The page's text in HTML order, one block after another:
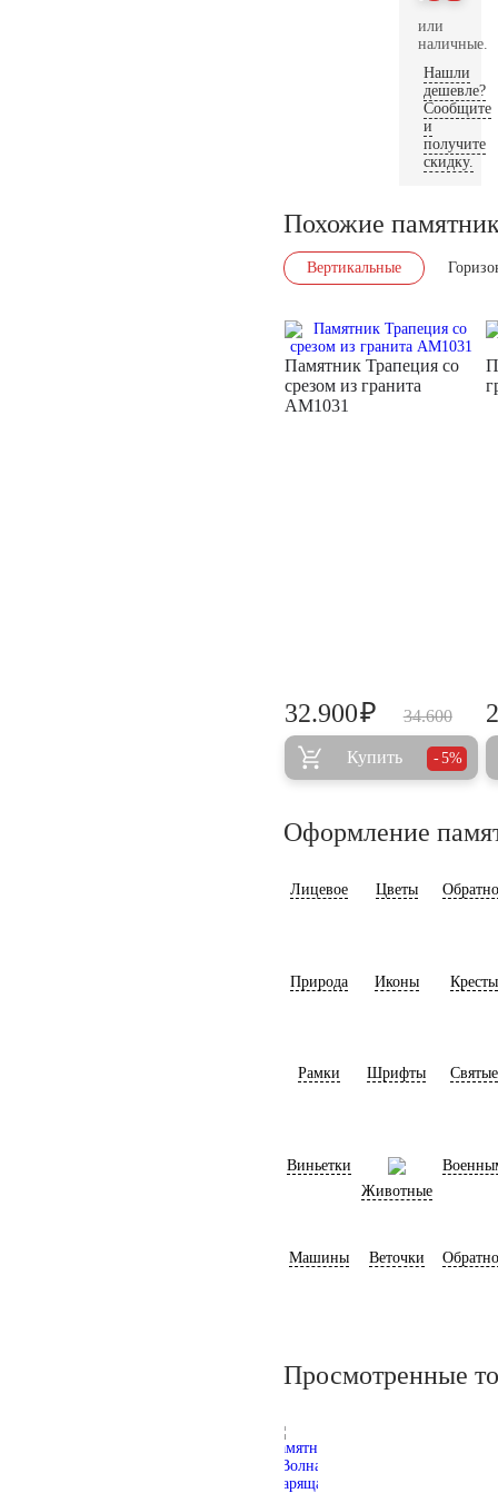
или
наличные.
Нашли
дешевле?
Сообщите
и
получите
скидку.
Похожие
Вертикальные
Памятник Трапеция со
срезом из гранита
AM1031
34.600
32.900₽
Купить 5%
Оформление
Лицевое Цветы
Природа Иконы Кресты
Рамки Шрифты Святые
Виньетки
Животные
Машины Веточки
Просмотренные